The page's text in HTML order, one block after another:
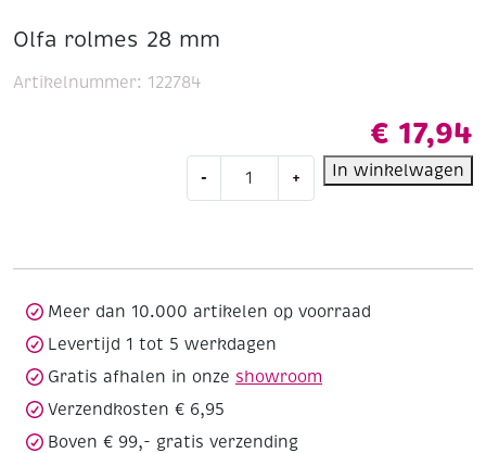
Olfa rolmes 28 mm
€ 17,94
- + In winkelwagen
Artikelnummer: 122784
Meer dan 10.000 artikelen op voorraad
Levertijd 1 tot 5 werkdagen
Gratis afhalen in onze showroom
Verzendkosten € 6,95
Boven € 99,- gratis verzending